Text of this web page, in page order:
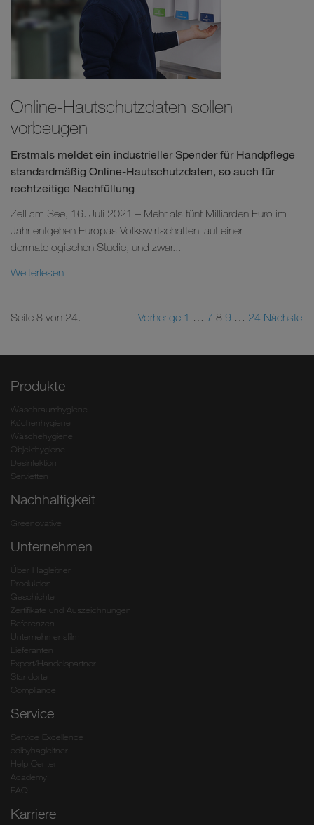
Online-Hautschutzdaten sollen
vorbeugen
Erstmals meldet ein industrieller Spender für Handpflege
standardmäßig Online-Hautschutzdaten, so auch für
rechtzeitige Nachfüllung
Zell am See, 16. Juli 2021 – Mehr als fünf Milliarden Euro im
Jahr entgehen Europas Volkswirtschaften laut einer
dermatologischen Studie, und zwar...
Weiterlesen
Seite 8 von 24. Vorherige 1 … 7 8 9 … 24 Nächste
Produkte
Waschraumhygiene
Küchenhygiene
Wäschehygiene
Objekthygiene
Desinfektion
Servietten
Nachhaltigkeit
Greenovative
Unternehmen
Über Hagleitner
Produktion
Geschichte
Zertifikate und Auszeichnungen
Referenzen
Unternehmensfilm
Lieferanten
Export/Handelspartner
Standorte
Compliance
Service
Service Excellence
edibyhagleitner
Help Center
Academy
FAQ
Karriere